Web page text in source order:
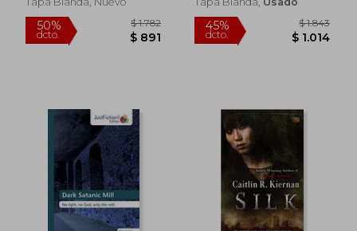
15%
dcto.
60%
dcto.
Rápido